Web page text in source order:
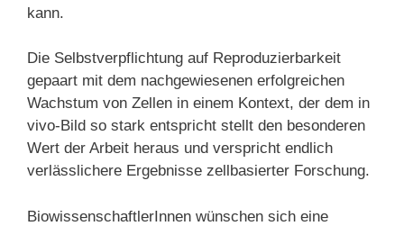
kann.
Die Selbstverpflichtung auf Reproduzierbarkeit
gepaart mit dem nachgewiesenen erfolgreichen
Wachstum von Zellen in einem Kontext, der dem in
vivo-Bild so stark entspricht stellt den besonderen
Wert der Arbeit heraus und verspricht endlich
verlässlichere Ergebnisse zellbasierter Forschung.
BiowissenschaftlerInnen wünschen sich eine